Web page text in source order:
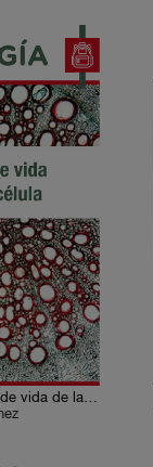
Biología 6. Ciclo de vida de la célula